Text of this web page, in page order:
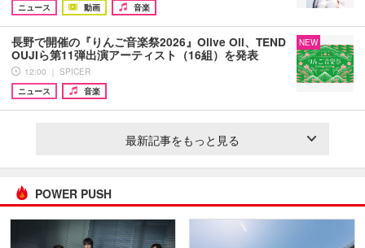
ニュース
動画 音楽
長野で開催の『りんご音楽祭2026』Olive Oil、TEND
OUJIら第11弾出演アーティスト（16組）を発表
12:00 ｜ SPICER
ニュース
音楽
NEW
最新記事をもっと見る
POWER PUSH